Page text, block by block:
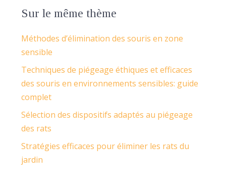
Sur le même thème
Méthodes d’élimination des souris en zone
sensible
Techniques de piégeage éthiques et efficaces
des souris en environnements sensibles: guide
complet
Sélection des dispositifs adaptés au piégeage
des rats
Stratégies efficaces pour éliminer les rats du
jardin